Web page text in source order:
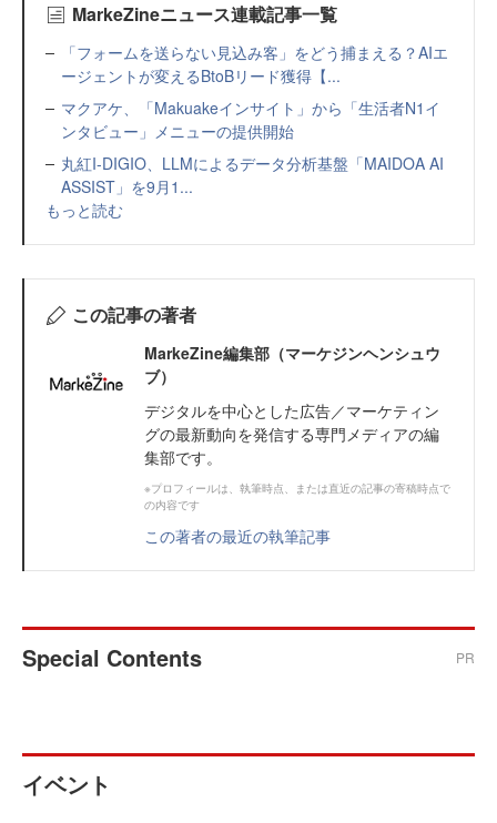
MarkeZineニュース連載記事一覧
「フォームを送らない見込み客」をどう捕まえる？AIエ
ージェントが変えるBtoBリード獲得【...
マクアケ、「Makuakeインサイト」から「生活者N1イ
ンタビュー」メニューの提供開始
丸紅I-DIGIO、LLMによるデータ分析基盤「MAIDOA AI
ASSIST」を9月1...
もっと読む
この記事の著者
MarkeZine編集部（マーケジンヘンシュウ
ブ）
デジタルを中心とした広告／マーケティン
グの最新動向を発信する専門メディアの編
集部です。
※プロフィールは、執筆時点、または直近の記事の寄稿時点で
の内容です
この著者の最近の執筆記事
Special Contents PR
イベント